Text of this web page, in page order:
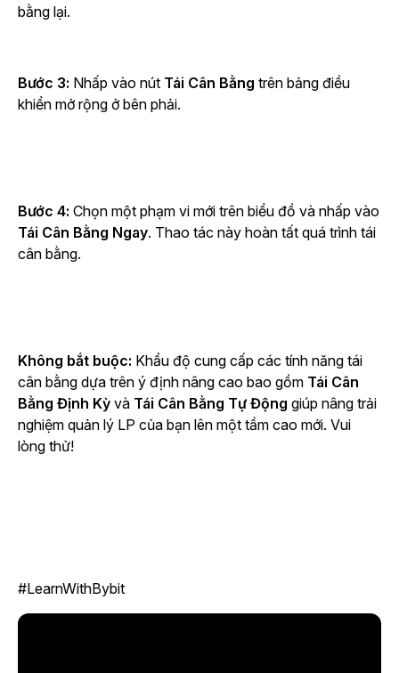
bằng lại.
Bước 3: Nhấp vào nút Tái Cân Bằng trên bảng điều
khiển mở rộng ở bên phải.
Bước 4: Chọn một phạm vi mới trên biểu đồ và nhấp vào
Tái Cân Bằng Ngay. Thao tác này hoàn tất quá trình tái
cân bằng.
Không bắt buộc: Khẩu độ cung cấp các tính năng tái
cân bằng dựa trên ý định nâng cao bao gồm Tái Cân
Bằng Định Kỳ và Tái Cân Bằng Tự Động giúp nâng trải
nghiệm quản lý LP của bạn lên một tầm cao mới. Vui
lòng thử!
#LearnWithBybit